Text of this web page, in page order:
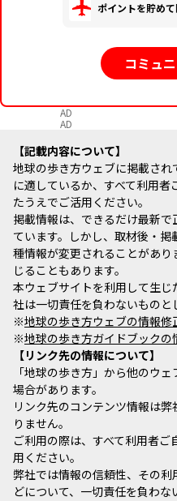
ポイントを貯め
コミュ
AD
AD
記載内容について
地球の歩き方ウェブに掲載さ
に適しているか、すべて利用
たうえでご活用ください。
掲載情報は、できるだけ最新
ています。しかし、取材後・
種情報が変更されることがあ
じることもあります。
本ウェブサイトを利用して生
社は一切責任を負わないものと
※地球の歩き方ウェブの情報修
※地球の歩き方ガイドブック
リンク先の情報について
「地球の歩き方」から他のウ
場合があります。
リンク先のコンテンツ情報は
りません。
ご利用の際は、すべて利用者
用ください。
弊社では情報の信頼性、その
どについて、一切責任を負わな